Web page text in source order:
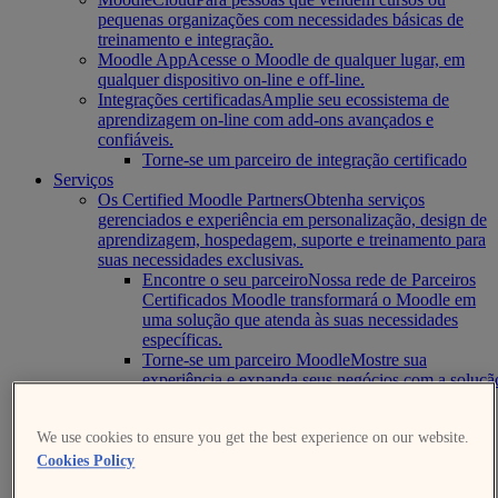
pequenas organizações com necessidades básicas de
treinamento e integração.
Moodle AppAcesse o Moodle de qualquer lugar, em
qualquer dispositivo on-line e off-line.
Integrações certificadasAmplie seu ecossistema de
aprendizagem on-line com add-ons avançados e
confiáveis.
Torne-se um parceiro de integração certificado
Serviços
Os Certified Moodle PartnersObtenha serviços
gerenciados e experiência em personalização, design de
aprendizagem, hospedagem, suporte e treinamento para
suas necessidades exclusivas.
Encontre o seu parceiroNossa rede de Parceiros
Certificados Moodle transformará o Moodle em
uma solução que atenda às suas necessidades
específicas.
Torne-se um parceiro MoodleMostre sua
experiência e expanda seus negócios com a
Todos os serviços No Moodle, oferecemos uma ampla
gama de serviços para dar suporte a instalações novas e
We use cookies to ensure you get the best experience on our website.
Cookies Policy